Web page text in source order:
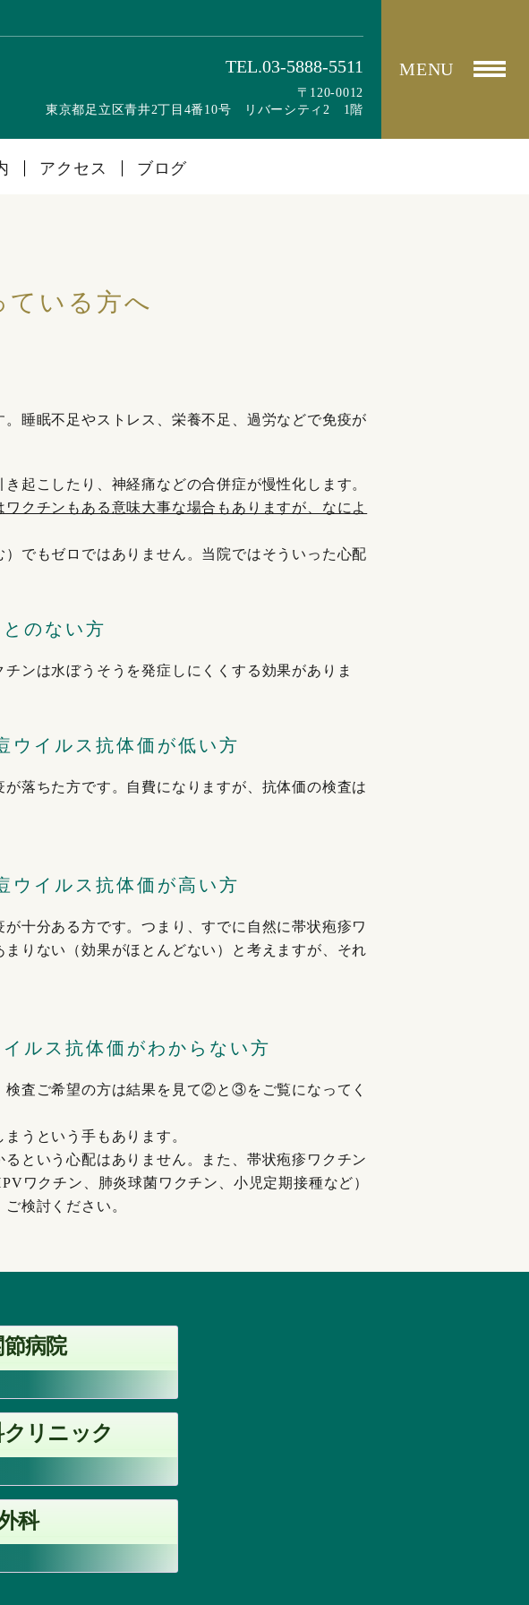
TEL.03-5888-5511
〒120-0012
東京都足立区青井2丁目4番10号 リバーシティ2 1階
MENU
アクセス ブログ
ている方へ
睡眠不足やストレス、栄養不足、過労などで免疫が
起こしたり、神経痛などの合併症が慢性化します。
クチンもある意味大事な場合もありますが、なによ
でもゼロではありません。当院ではそういった心配
のない方
ンは水ぼうそうを発症しにくくする効果がありま
イルス抗体価が低い方
落ちた方です。自費になりますが、抗体価の検査は
イルス抗体価が高い方
十分ある方です。つまり、すでに自然に帯状疱疹ワ
りない（効果がほとんどない）と考えますが、それ
ルス抗体価がわからない方
査ご希望の方は結果を見て②と③をご覧になってく
うという手もあります。
という心配はありません。また、帯状疱疹ワクチン
ワクチン、肺炎球菌ワクチン、小児定期接種など）
検討ください。
病院
クリニック
科